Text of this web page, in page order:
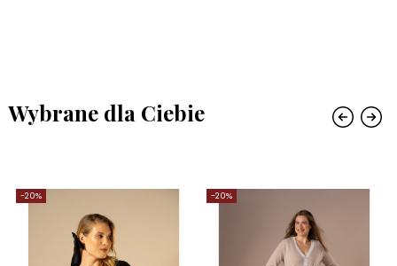
Wybrane dla Ciebie
-20% -20%